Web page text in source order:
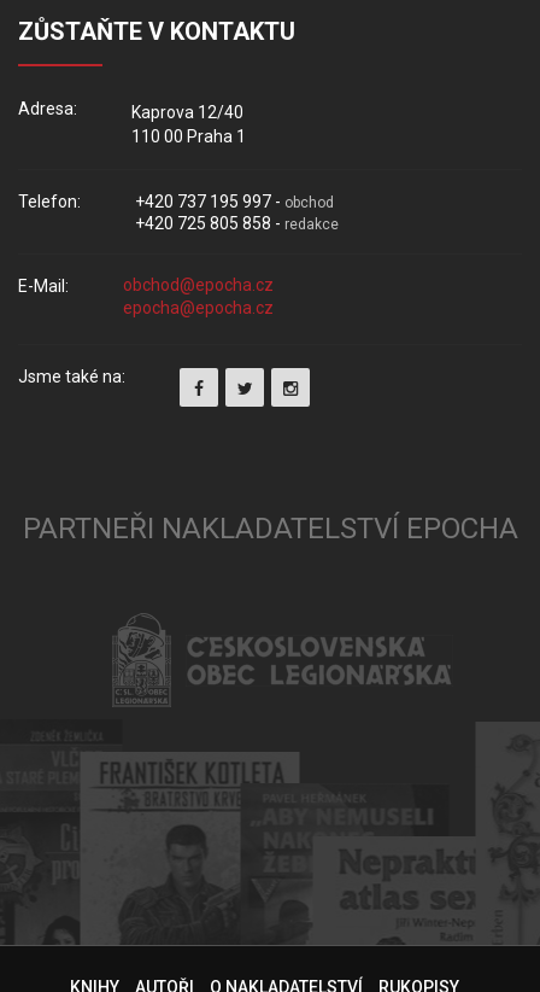
ZŮSTAŇTE V KONTAKTU
Adresa:
Kaprova 12/40
110 00 Praha 1
Telefon: +420 737 195 997 - obchod
+420 725 805 858 - redakce
E-Mail:
Jsme také na:
PARTNEŘI NAKLADATELSTVÍ EPOCHA
KNIHY AUTOŘI O NAKLADATELSTVÍ RUKOPISY